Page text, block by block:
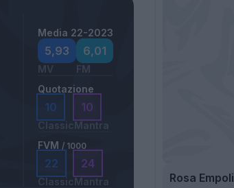
Media 22-2023
5,93
MV
6,01
FM
Quotazione
10
Classic
10
Mantra
FVM / 1000
22
Classic
24
Mantra Rosa Empoli